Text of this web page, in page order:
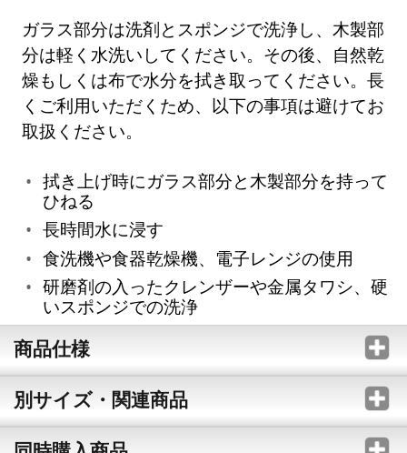
ガラス部分は洗剤とスポンジで洗浄し、木製部
分は軽く水洗いしてください。その後、自然乾
燥もしくは布で水分を拭き取ってください。長
くご利用いただくため、以下の事項は避けてお
取扱ください。
拭き上げ時にガラス部分と木製部分を持って
ひねる
長時間水に浸す
食洗機や食器乾燥機、電子レンジの使用
研磨剤の入ったクレンザーや金属タワシ、硬
いスポンジでの洗浄
商品仕様
別サイズ・関連商品